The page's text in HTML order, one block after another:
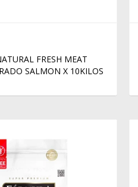
FRESH MEAT
SALMON X 10KILOS